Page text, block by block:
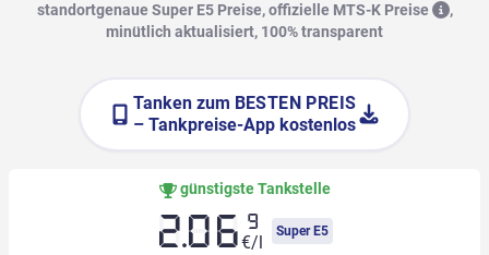
standortgenaue Super E5 Preise, offizielle MTS-K Preise
,
minütlich aktualisiert, 100% transparent
Tanken zum BESTEN PREIS
– Tankpreise-App kostenlos
günstigste Tankstelle
2.06 9
€/l
Super E5